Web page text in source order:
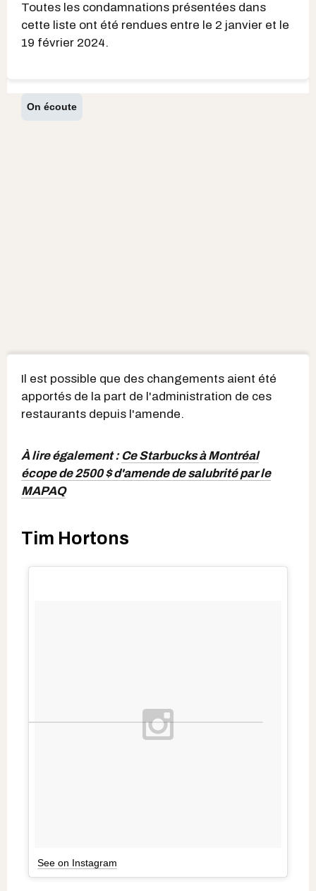
Toutes les condamnations présentées dans
cette liste ont été rendues entre le 2 janvier et le
19 février 2024.
On écoute
Il est possible que des changements aient été
apportés de la part de l'administration de ces
restaurants depuis l'amende.
À lire également : Ce Starbucks à Montréal
écope de 2500 $ d'amende de salubrité par le
MAPAQ
Tim Hortons
See on Instagram